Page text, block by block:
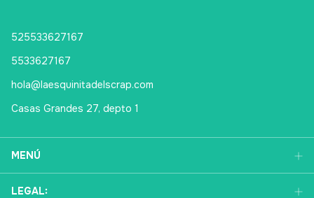
525533627167
5533627167
hola@laesquinitadelscrap.com
Casas Grandes 27, depto 1
MENÚ
LEGAL: